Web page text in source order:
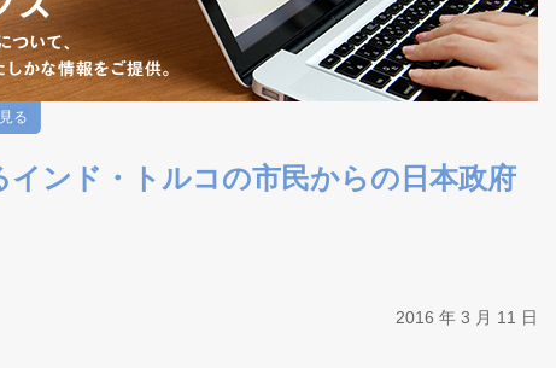
る
インド・トルコの市民からの日本政府
2016 年 3 月 11 日